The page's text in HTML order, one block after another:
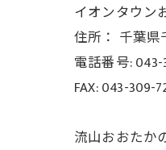
イオンタウン
住所： 千葉県
電話番号: 043-
FAX: 043-309-
流山おおたか